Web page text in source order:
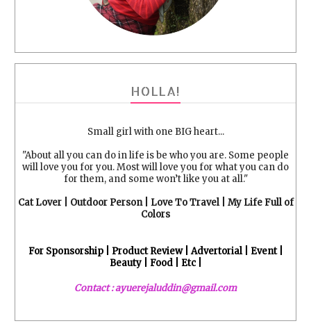
HOLLA!
Small girl with one BIG heart...
"About all you can do in life is be who you are. Some people
will love you for you. Most will love you for what you can do
for them, and some won’t like you at all."
Cat Lover | Outdoor Person | Love To Travel | My Life Full of
Colors
For Sponsorship | Product Review | Advertorial | Event |
Beauty | Food | Etc |
Contact : ayuerejaluddin@gmail.com